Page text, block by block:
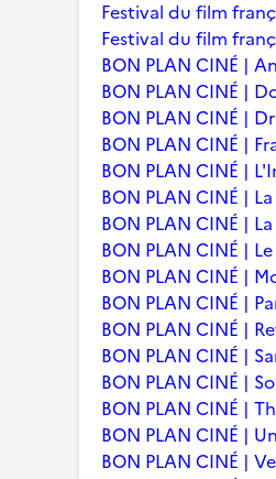
Festival du film
Festival du film
BON PLAN CINÉ |
BON PLAN CINÉ |
BON PLAN CINÉ |
BON PLAN CINÉ |
BON PLAN CINÉ |
BON PLAN CINÉ |
BON PLAN CINÉ |
BON PLAN CINÉ |
BON PLAN CINÉ |
BON PLAN CINÉ |
BON PLAN CINÉ |
BON PLAN CINÉ |
BON PLAN CINÉ |
BON PLAN CINÉ |
BON PLAN CINÉ |
BON PLAN CINÉ |